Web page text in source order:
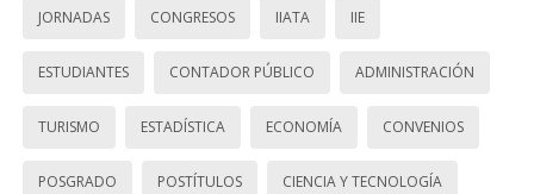
JORNADAS CONGRESOS IIATA IIE
ESTUDIANTES CONTADOR PÚBLICO ADMINISTRACIÓN
TURISMO ESTADÍSTICA ECONOMÍA CONVENIOS
POSGRADO POSTÍTULOS CIENCIA Y TECNOLOGÍA